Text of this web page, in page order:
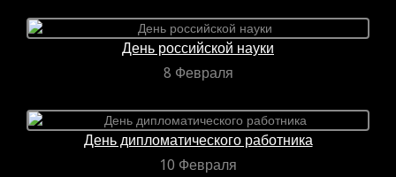
День российской науки
8 Февраля
День дипломатического работника
10 Февраля